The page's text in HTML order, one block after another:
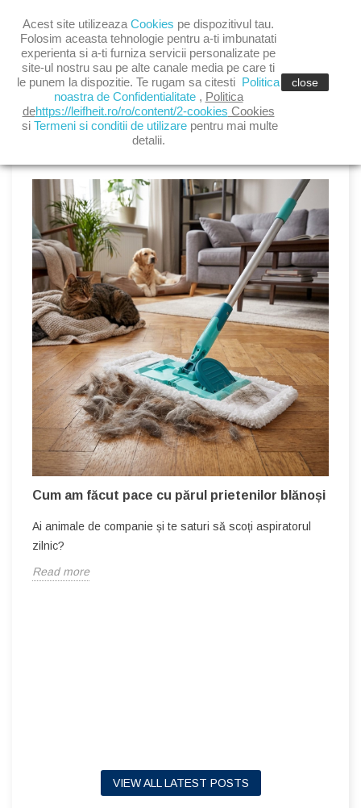


Cum am făcut pace cu părul prietenilor blănoși
Ai animale de companie și te saturi să scoți aspiratorul
zilnic?
Read more
VIEW ALL LATEST POSTS
Acest site utilizeaza Cookies pe dispozitivul tau.
Folosim aceasta tehnologie pentru a-ti imbunatati
experienta si a-ti furniza servicii personalizate pe
site-ul nostru sau pe alte canale media pe care ti
le punem la dispozitie. Te rugam sa citesti Politica
noastra de Confidentialitate, Politica
dehttps://leifheit.ro/ro/content/2-cookies Cookies
si Termeni si conditii de utilizare pentru mai multe
detalii.
close